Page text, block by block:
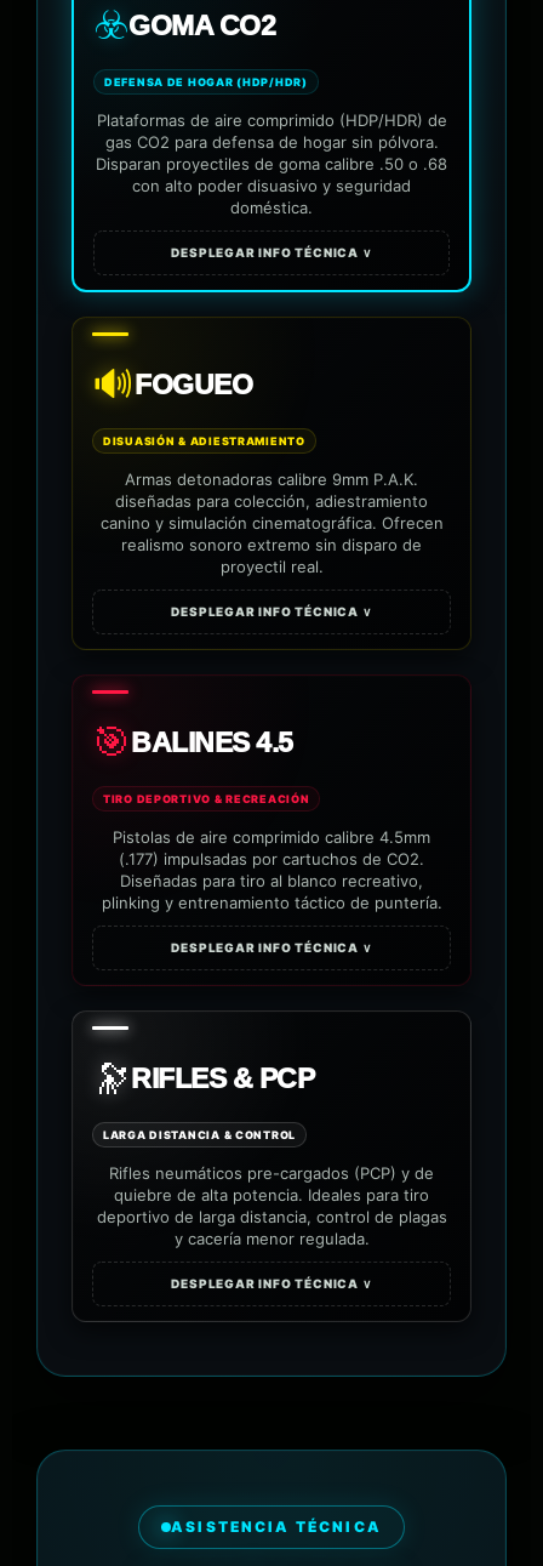
☣️GOMA CO2
DEFENSA DE HOGAR (HDP/HDR)
Plataformas de aire comprimido (HDP/HDR) de
gas CO2 para defensa de hogar sin pólvora.
Disparan proyectiles de goma calibre .50 o .68
con alto poder disuasivo y seguridad
doméstica.
DESPLEGAR INFO TÉCNICA ∨
🔊FOGUEO
DISUASIÓN & ADIESTRAMIENTO
Armas detonadoras calibre 9mm P.A.K.
diseñadas para colección, adiestramiento
canino y simulación cinematográfica. Ofrecen
realismo sonoro extremo sin disparo de
proyectil real.
DESPLEGAR INFO TÉCNICA ∨
🎯BALINES 4.5
TIRO DEPORTIVO & RECREACIÓN
Pistolas de aire comprimido calibre 4.5mm
(.177) impulsadas por cartuchos de CO2.
Diseñadas para tiro al blanco recreativo,
plinking y entrenamiento táctico de puntería.
DESPLEGAR INFO TÉCNICA ∨
🔭RIFLES & PCP
LARGA DISTANCIA & CONTROL
Rifles neumáticos pre-cargados (PCP) y de
quiebre de alta potencia. Ideales para tiro
deportivo de larga distancia, control de plagas
y cacería menor regulada.
DESPLEGAR INFO TÉCNICA ∨
ASISTENCIA TÉCNICA